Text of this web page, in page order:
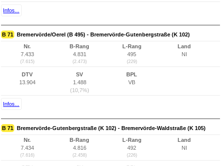
Infos...
B 71 Bremervörde/Oerel (B 495) - Bremervörde-Gutenbergstraße (K 102)
Nr.
7.433
(7.615)
B-Rang
4.831
(2.473)
L-Rang
495
(229)
Land
NI
DTV
13.904
SV
1.488
(10,7%)
BPL
VB
Infos...
B 71 Bremervörde-Gutenbergstraße (K 102) - Bremervörde-Waldstraße (K 105)
Nr.
7.434
(7.616)
B-Rang
4.816
(2.458)
L-Rang
492
(226)
Land
NI